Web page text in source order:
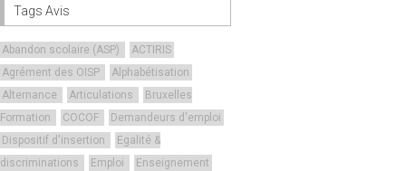
Tags Avis
Abandon scolaire (ASP)
ACTIRIS
Agrément des OISP
Alphabétisation
Alternance
Articulations
Bruxelles
Formation
COCOF
Demandeurs d'emploi
Dispositif d'insertion
Egalité &
discriminations
Emploi
Enseignement